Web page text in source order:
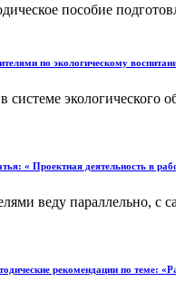
пособие
по экологическому
экологического
« Проектная деятельность в
веду параллельно, с
рекомендации по теме: